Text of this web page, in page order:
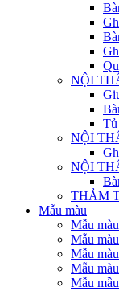
NỘI
Tủ
NỘI
NỘI
THẢM
Mẫu màu
Mẫu
Mẫu
Mẫu
Mẫu
Mẫu